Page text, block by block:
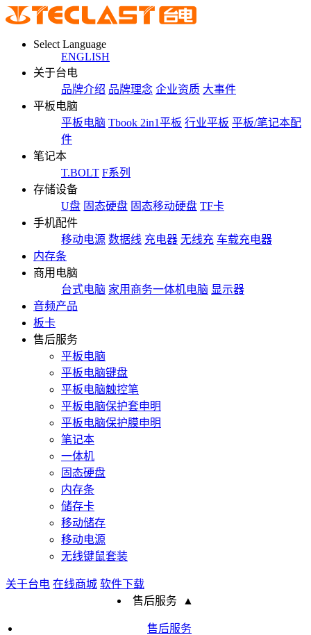
Select Language
ENGLISH
关于台电
品牌介绍 品牌理念 企业资质 大事件
平板电脑
平板电脑 Tbook 2in1平板 行业平板 平板/笔记本配
件
笔记本
T.BOLT F系列
存储设备
U盘 固态硬盘 固态移动硬盘 TF卡
手机配件
移动电源 数据线 充电器 无线充 车载充电器
内存条
商用电脑
台式电脑 家用商务一体机电脑 显示器
音频产品
板卡
售后服务
平板电脑
平板电脑键盘
平板电脑触控笔
平板电脑保护套申明
平板电脑保护膜申明
笔记本
一体机
固态硬盘
内存条
储存卡
移动储存
移动电源
无线键鼠套装
关于台电 在线商城 软件下载
售后服务
▲
售后服务